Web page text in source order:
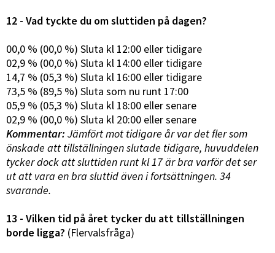
12 - Vad tyckte du om sluttiden på dagen?
00,0 % (00,0 %) Sluta kl 12:00 eller tidigare
02,9 % (00,0 %) Sluta kl 14:00 eller tidigare
14,7 % (05,3 %) Sluta kl 16:00 eller tidigare
73,5 % (89,5 %) Sluta som nu runt 17:00
05,9 % (05,3 %) Sluta kl 18:00 eller senare
02,9 % (00,0 %) Sluta kl 20:00 eller senare
Kommentar: Jämfört mot tidigare år var det fler som
önskade att tillställningen slutade tidigare, huvuddelen
tycker dock att sluttiden runt kl 17 är bra varför det ser
ut att vara en bra sluttid även i fortsättningen. 34
svarande.
13 - Vilken tid på året tycker du att tillställningen
borde ligga? (Flervalsfråga)